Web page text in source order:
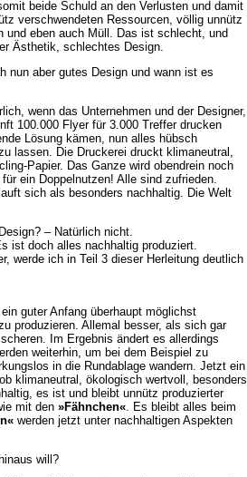
beide Schuld an den Verlusten und damit
verschwendeten Ressourcen, völlig unnütz
und eben auch Müll. Das ist schlecht, und
Ästhetik, schlechtes Design.
nun aber gutes Design und wann ist es
wenn das Unternehmen und der Designer,
100.000 Flyer für 3.000 Treffer drucken
Lösung kämen, nun alles hübsch
lassen. Die Druckerei druckt klimaneutral,
Papier. Das Ganze wird obendrein noch
ein Doppelnutzen! Alle sind zufrieden.
sich als besonders nachhaltig. Die Welt
– Natürlich nicht.
ist doch alles nachhaltig produziert.
werde ich in Teil 3 dieser Herleitung deutlich
guter Anfang überhaupt möglichst
produzieren. Allemal besser, als sich gar
Im Ergebnis ändert es allerdings
weiterhin, um bei dem Beispiel zu
in die Rundablage wandern. Jetzt ein
klimaneutral, ökologisch wertvoll, besonders
es ist und bleibt unnütz produzierter
mit den »Fähnchen«. Es bleibt alles beim
werden jetzt unter nachhaltigen Aspekten
will?